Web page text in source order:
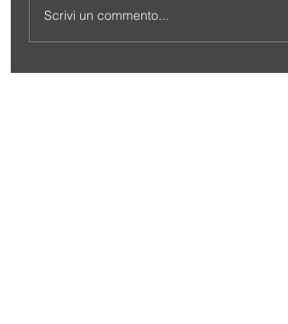
Scrivi un commento...